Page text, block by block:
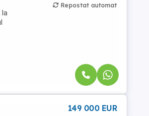
la
Repostat automat
149 000 EUR